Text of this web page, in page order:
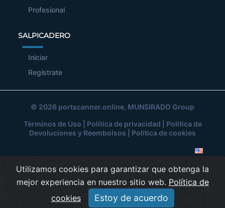
Profesional
SALPICADERO
Iniciar
Regístrate
© 2026 portscanner.online, MUNSIRADO Group
Términos de Uso
Política de privacidad
Política de
Devoluciones y Reembolsos
Política de cookies
Utilizamos cookies para garantizar que obtenga la
mejor experiencia en nuestro sitio web. Política de
cookies
Estoy de acuerdo